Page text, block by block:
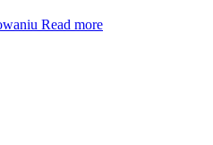
Read more